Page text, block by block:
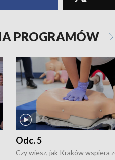
PROGRAMÓW
Odc. 5
Czy wiesz, jak Kraków wspiera